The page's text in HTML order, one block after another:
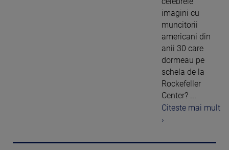
imagini cu
muncitorii
americani din
anii 30 care
dormeau pe
schela de la
Rockefeller
Center? ...
Citeste mai mult
›